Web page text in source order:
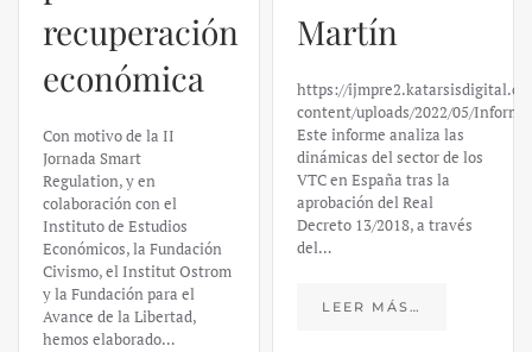
recuperación
económica
Con motivo de la II
Jornada Smart
Regulation, y en
colaboración con el
Instituto de Estudios
Económicos, la Fundación
Civismo, el Institut Ostrom
y la Fundación para el
Avance de la Libertad,
hemos elaborado…
Martín
https://
content/uploads/2022/05/
Este informe analiza las
dinámicas del sector de los
VTC en España tras la
aprobación del Real
Decreto 13/2018, a través
del…
LEER MÁS…